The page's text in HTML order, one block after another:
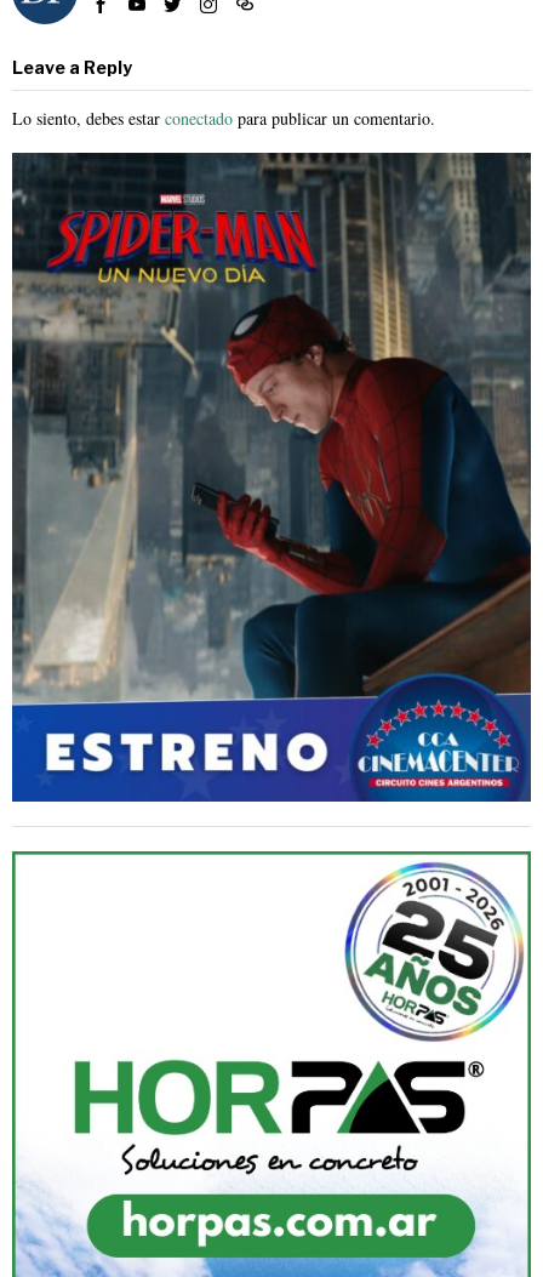
Leave a Reply
Lo siento, debes estar conectado para publicar un comentario.